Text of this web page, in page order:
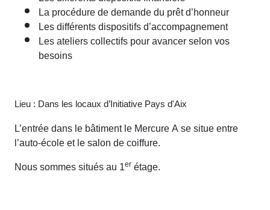
La procédure de demande du prêt d’honneur
Les différents dispositifs d’accompagnement
Les ateliers collectifs pour avancer selon vos
besoins
Lieu : Dans les locaux d’Initiative Pays d'Aix
L’entrée dans le bâtiment le Mercure A se situe entre
l’auto-école et le salon de coiffure.
Nous sommes situés au 1erétage.